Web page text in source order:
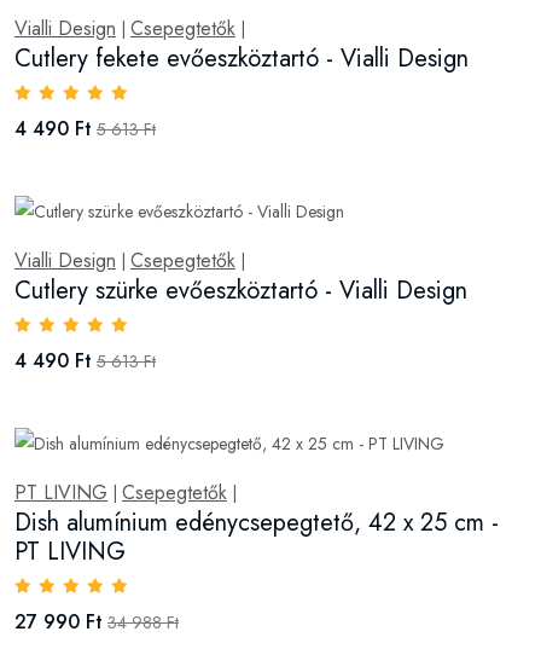
Vialli Design Csepegtetők
Cutlery fekete evőeszköztartó - Vialli Design
4 490 Ft 5 613 Ft
Vialli Design Csepegtetők
Cutlery szürke evőeszköztartó - Vialli Design
4 490 Ft 5 613 Ft
PT LIVING | Csepegtetők |
Dish alumínium edénycsepegtető, 42 x 25 cm -
PT LIVING
27 990 Ft 34 988 Ft